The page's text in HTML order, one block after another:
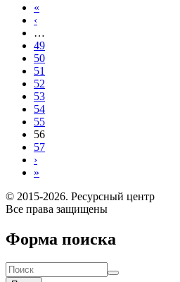
«
‹
…
49
50
51
52
53
54
55
56
57
›
»
© 2015-2026. Ресурсный центр
Все права защищены
Форма поиска